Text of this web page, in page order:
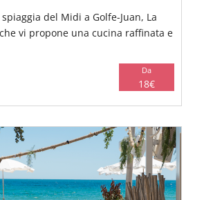
del Midi a Golfe-Juan, La
vi propone una cucina raffinata e
Da
18€